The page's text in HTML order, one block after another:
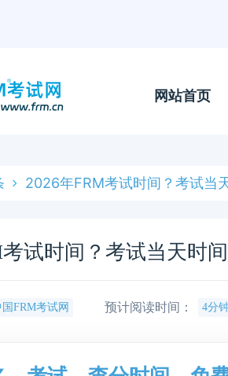
网站首页
2026年FRM考试时间？考试当
考试时间？考试当天时
国FRM考试网 预计阅读时间： 4分